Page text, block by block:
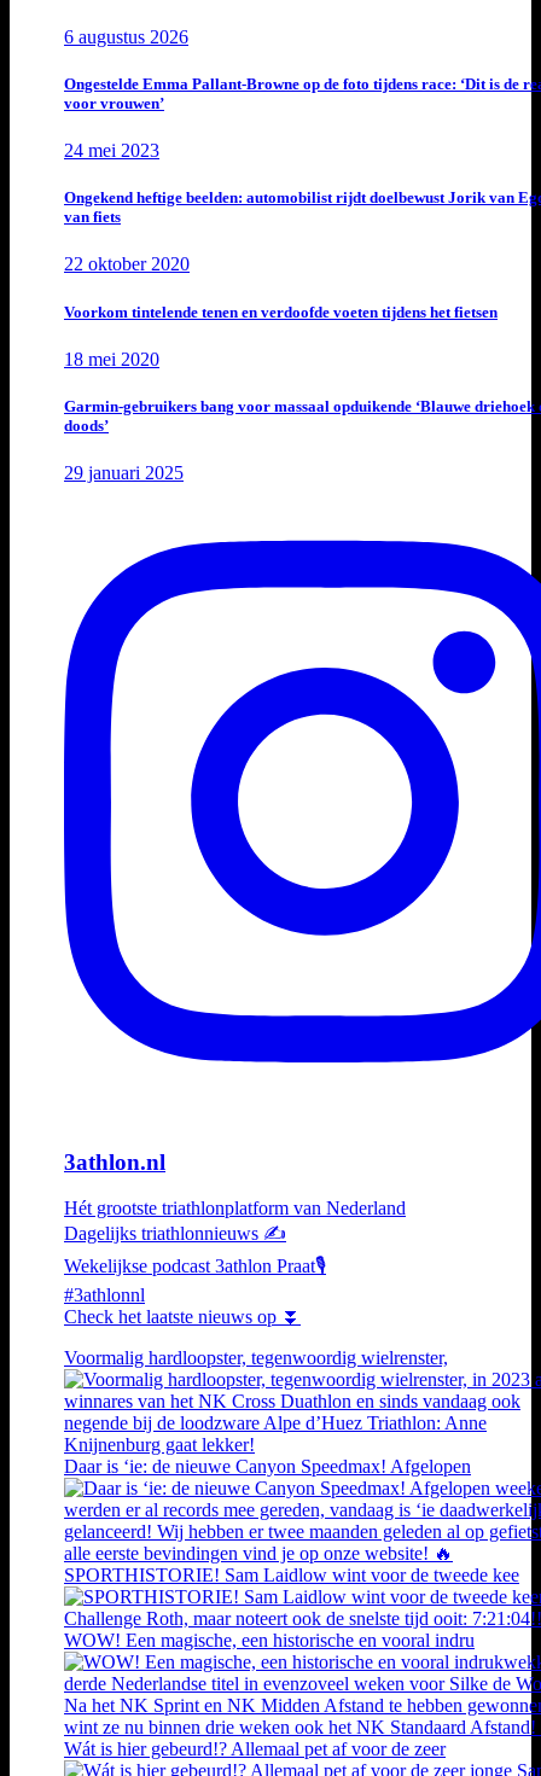
6 augustus 2026
Ongestelde Emma Pallant-Browne op de foto tijdens race: ‘Dit is de
voor vrouwen’
24 mei 2023
Ongekend heftige beelden: automobilist rijdt doelbewust Jorik van
van fiets
22 oktober 2020
Voorkom tintelende tenen en verdoofde voeten tijdens het fietsen
18 mei 2020
Garmin-gebruikers bang voor massaal opduikende ‘Blauwe driehoek
doods’
29 januari 2025
3athlon.nl
Hét grootste triathlonplatform van Nederland
Dagelijks triathlonnieuws ✍️
Wekelijkse podcast 3athlon Praat🎙️
#3athlonnl
Check het laatste nieuws op ⏬
Voormalig hardloopster, tegenwoordig wielrenster,
Daar is ‘ie: de nieuwe Canyon Speedmax! Afgelopen
SPORTHISTORIE! Sam Laidlow wint voor de tweede kee
WOW! Een magische, een historische en vooral indru
Wát is hier gebeurd!? Allemaal pet af voor de zeer